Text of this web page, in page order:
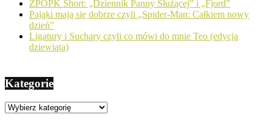
ZPOPK Short: „Dziennik Panny Służącej” i „Fjord”
Pająki mają się dobrze czyli „Spider-Man: Całkiem nowy
dzień”
Ligatury i Suchary czyli co mówi do mnie Teo (edycja
dziewiąta)
Kategorie
Kategorie